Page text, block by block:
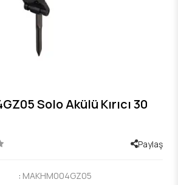
Solo Akülü Kırıcı 30
Paylaş
: MAKHM004GZ05